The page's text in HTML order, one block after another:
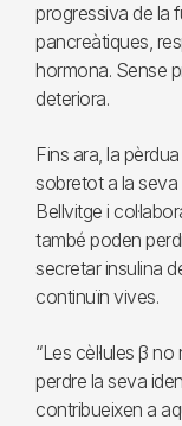
progressiva de la
pancreàtiques,
hormona. Sense
deteriora.
Fins ara, la
sobretot a la
Bellvitge i
també poden
secretar insulina
continuïn vives.
“Les cèl·lules β
perdre la seva
contribueixen a